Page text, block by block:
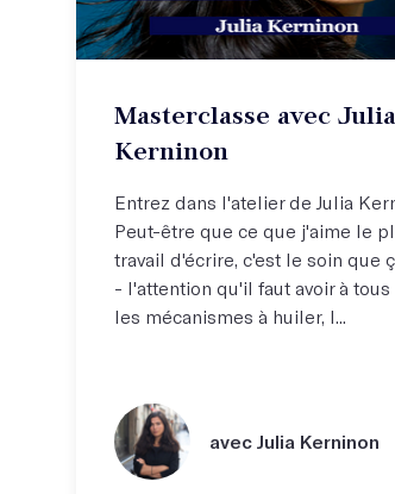
Masterclasse avec Julia
Kerninon
Entrez dans l'atelier de Julia
Peut-être que ce que j'aime le
travail d'écrire, c'est le soin que
- l'attention qu'il faut avoir à
les mécanismes à huiler, l...
avec Julia Kerninon